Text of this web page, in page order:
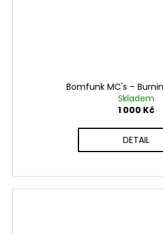
Bomfunk MC's ‎–
Skladem
1 000 Kč
DETAIL